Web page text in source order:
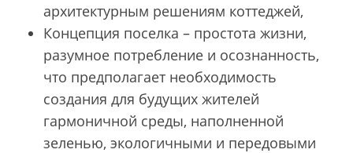
архитектурным решениям коттеджей,
Концепция поселка – простота жизни,
разумное потребление и осознанность,
что предполагает необходимость
создания для будущих жителей
гармоничной среды, наполненной
зеленью, экологичными и передовыми